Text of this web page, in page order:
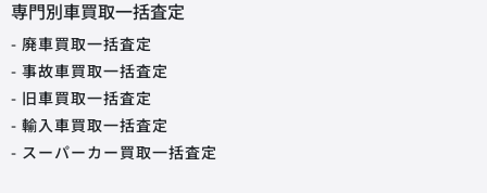
専門別車買取一括査定
- 廃車買取一括査定
- 事故車買取一括査定
- 旧車買取一括査定
- 輸入車買取一括査定
- スーパーカー買取一括査定